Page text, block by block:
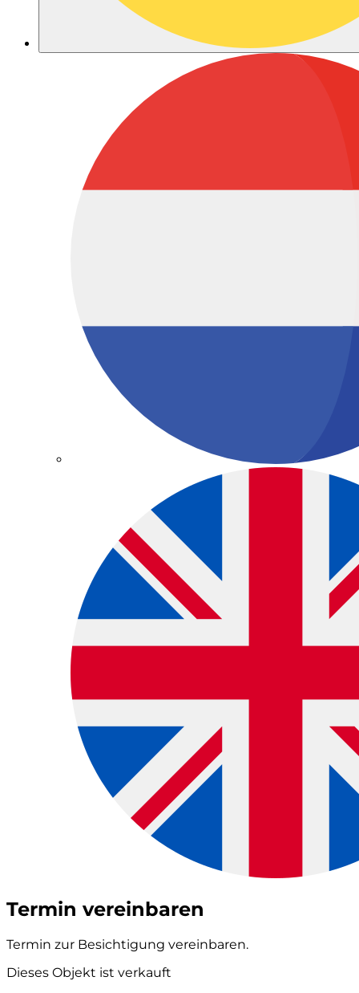
Termin vereinbaren
Termin zur Besichtigung vereinbaren.
Dieses Objekt ist verkauft